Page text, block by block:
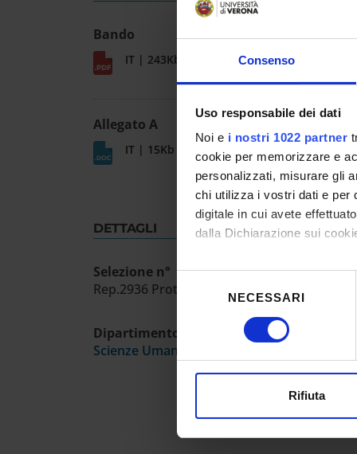
Consenso
Uso responsabile dei dati
Noi e i nostri 1022 partner
cookie per memorizzare e
personalizzati, misurare gli
chi utilizza i vostri dati e per
digitale in cui avete
dalla Dichiarazione sui
Con il tuo consenso,
raccogliere
Approfondisci come
Utilizziamo i cookie per
del
NECESSARI
Rifiuta
Bando
IT | 243Kb
Allegato A
IT | 15Kb
DETTAGLI
Selezione n°
Rep.2936 Prot.150283 21/3/2025
Dipartimento
Scienze Umane